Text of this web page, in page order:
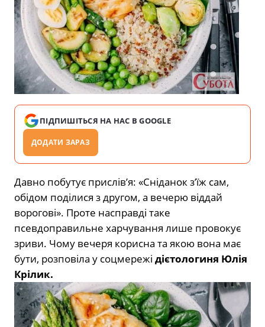
ПІДПИШІТЬСЯ НА НАС В GOOGLE
ДОДАТИ ЗАРАЗ
Давно побутує прислів’я: «Сніданок з’їж сам,
обідом поділися з другом, а вечерю віддай
ворогові». Проте насправді таке
псевдоправильне харчування лише провокує
зриви. Чому вечеря корисна та якою вона має
бути, розповіла у соцмережі дієтологиня Юлія
Крілик.